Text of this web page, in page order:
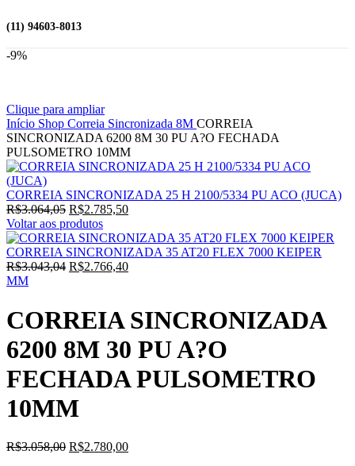
(11) 94603-8013
-9%
Clique para ampliar
Início Shop Correia Sincronizada 8M CORREIA
SINCRONIZADA 6200 8M 30 PU A?O FECHADA
PULSOMETRO 10MM
CORREIA SINCRONIZADA 25 H 2100/5334 PU ACO (JUCA)
R$3.064,05 O
preço
original
era:
R$3.064,05.
R$2.785,50O
atual
é:
R$2.785,50.
Voltar aos produtos
CORREIA SINCRONIZADA 35 AT20 FLEX 7000 KEIPER
R$3.043,04 O
era:
R$3.043,04.
R$2.766,40O
é:
R$2.766,40.
MM
CORREIA SINCRONIZADA
6200 8M 30 PU A?O
FECHADA PULSOMETRO
10MM
R$3.058,00 O
R$2.780,00O